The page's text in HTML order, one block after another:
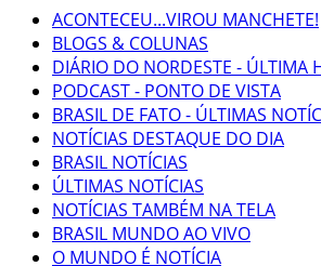
ACONTECEU...VIROU MANCHETE!
BLOGS & COLUNAS
DIÁRIO DO NORDESTE - ÚLTIMA
PODCAST - PONTO DE VISTA
BRASIL DE FATO - ÚLTIMAS
NOTÍCIAS DESTAQUE DO DIA
BRASIL NOTÍCIAS
ÚLTIMAS NOTÍCIAS
NOTÍCIAS TAMBÉM NA TELA
BRASIL MUNDO AO VIVO
O MUNDO É NOTÍCIA